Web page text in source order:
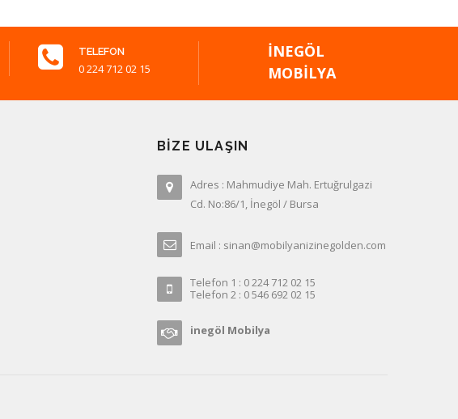
TELEFON
0 224 712 02 15
İNEGÖL
MOBILYA
BIZE ULAŞIN
Adres : Mahmudiye Mah. Ertuğrulgazi
Cd. No:86/1, İnegöl / Bursa
Email : sinan@mobilyanizinegolden.com
Telefon 1 : 0 224 712 02 15
Telefon 2 : 0 546 692 02 15
inegöl Mobilya